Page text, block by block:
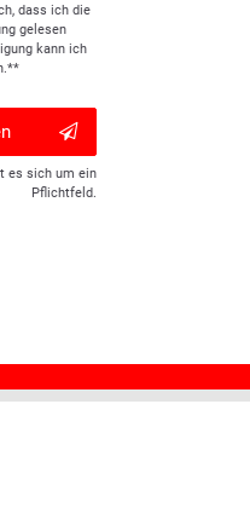
dass ich die
gelesen
kann ich
es sich um ein
Pflichtfeld.